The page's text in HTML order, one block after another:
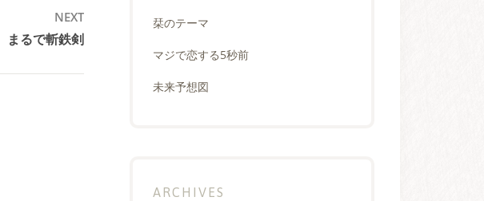
NEXT
まるで斬鉄剣
栞のテーマ
マジで恋する5秒前
未来予想図
ARCHIVES